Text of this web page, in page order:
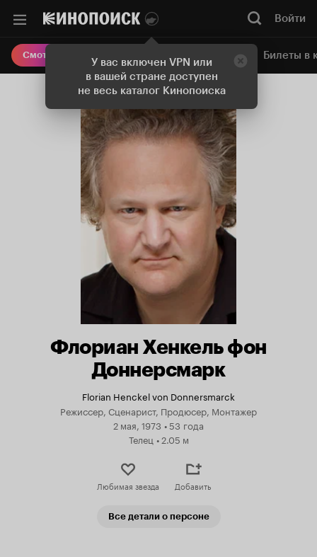
У вас включен VPN или
в вашей стране доступен
не весь каталог Кинопоиска
Войти
Смотреть кино Онлайн-кинотеатр Билеты в
Флориан Хенкель фон
Доннерсмарк
Florian Henckel von Donnersmarck
Режиссер, Сценарист, Продюсер, Монтажер
2 мая, 1973 •53 года
Телец •2.05 м
Любимая звезда Добавить
Все детали о персоне